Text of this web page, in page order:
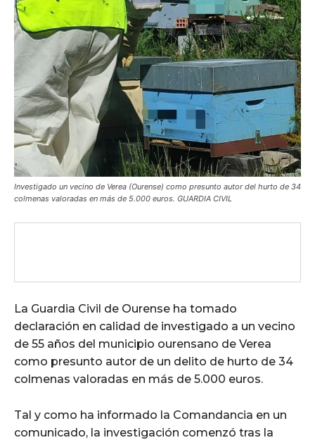
Investigado un vecino de Verea (Ourense) como presunto autor del hurto de 34
colmenas valoradas en más de 5.000 euros. GUARDIA CIVIL
La Guardia Civil de Ourense ha tomado
declaración en calidad de investigado a un vecino
de 55 años del municipio ourensano de Verea
como presunto autor de un delito de hurto de 34
colmenas valoradas en más de 5.000 euros.
Tal y como ha informado la Comandancia en un
comunicado, la investigación comenzó tras la